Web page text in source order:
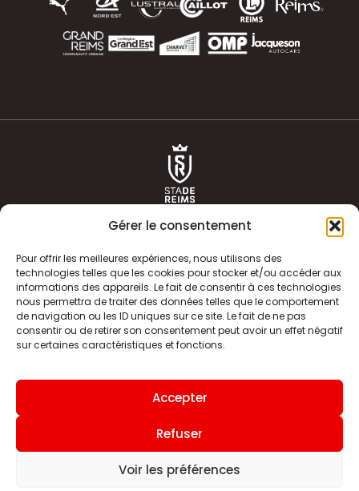
Gérer le consentement
Pour offrir les meilleures expériences, nous utilisons des
technologies telles que les cookies pour stocker et/ou accéder aux
informations des appareils. Le fait de consentir à ces technologies
nous permettra de traiter des données telles que le comportement
de navigation ou les ID uniques sur ce site. Le fait de ne pas
consentir ou de retirer son consentement peut avoir un effet négatif
sur certaines caractéristiques et fonctions.
Accepter
Refuser
Voir les préférences
ACTUALITÉS
CLUB
BOUTIQUE
HISTOIRE
ÉQUIPE PREMIERE
INFOS ET CONTACT